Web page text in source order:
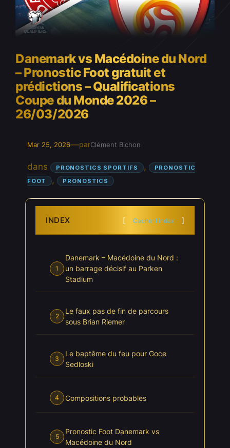
Danemark vs Macédoine du Nord
– Pronostic Foot gratuit et
prédictions – Qualifications
Coupe du Monde 2026 –
26/03/2026
Mar 25, 2026—parClément Bichon
dans PRONOSTICS SPORTIFS ,
PRONOSTIC
FOOT
, PRONOSTICS
INDEX Cacher l'index
1
Danemark – Macédoine du Nord :
un barrage décisif au Parken
Stadium
2
Le faux pas de fin de parcours
sous Brian Riemer
3
Le baptême du feu pour Goce
Sedloski
4 Compositions probables
5
Pronostic Foot Danemark vs
Macédoine du Nord